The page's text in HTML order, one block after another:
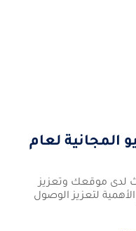
المجانية لعام
لدى موقعك وتعزيز
لتعزيز الوصول